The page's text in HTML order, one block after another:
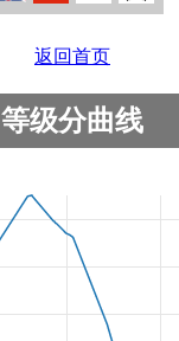
返回首页
等级分曲线